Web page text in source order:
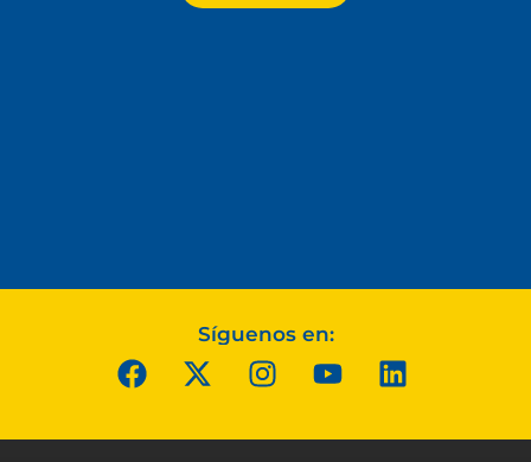
Síguenos en: